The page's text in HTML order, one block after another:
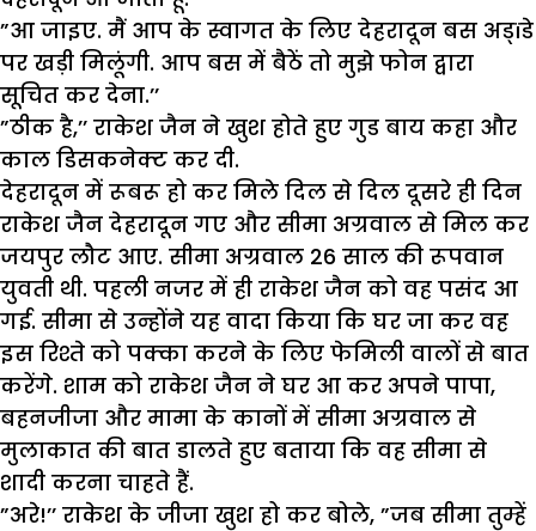
”आ जाइए. मैं आप के स्वागत के लिए देहरादून बस अड्ïडे
पर खड़ी मिलूंगी. आप बस में बैठें तो मुझे फोन द्वारा
सूचित कर देना.’’
”ठीक है,’’ राकेश जैन ने खुश होते हुए गुड बाय कहा और
काल डिसकनेक्ट कर दी.
देहरादून में रूबरू हो कर मिले दिल से दिल दूसरे ही दिन
राकेश जैन देहरादून गए और सीमा अग्रवाल से मिल कर
जयपुर लौट आए. सीमा अग्रवाल 26 साल की रूपवान
युवती थी. पहली नजर में ही राकेश जैन को वह पसंद आ
गई. सीमा से उन्होंने यह वादा किया कि घर जा कर वह
इस रिश्ते को पक्का करने के लिए फेमिली वालों से बात
करेंगे. शाम को राकेश जैन ने घर आ कर अपने पापा,
बहनजीजा और मामा के कानों में सीमा अग्रवाल से
मुलाकात की बात डालते हुए बताया कि वह सीमा से
शादी करना चाहते हैं.
”अरे!’’ राकेश के जीजा खुश हो कर बोले, ”जब सीमा तुम्हें